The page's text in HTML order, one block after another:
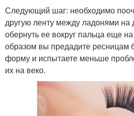
Следующий шаг: необходимо
другую ленту между ладонями на
обернуть ее вокруг пальца еще
образом вы предадите ресницам
форму и испытаете меньше
их на веко.